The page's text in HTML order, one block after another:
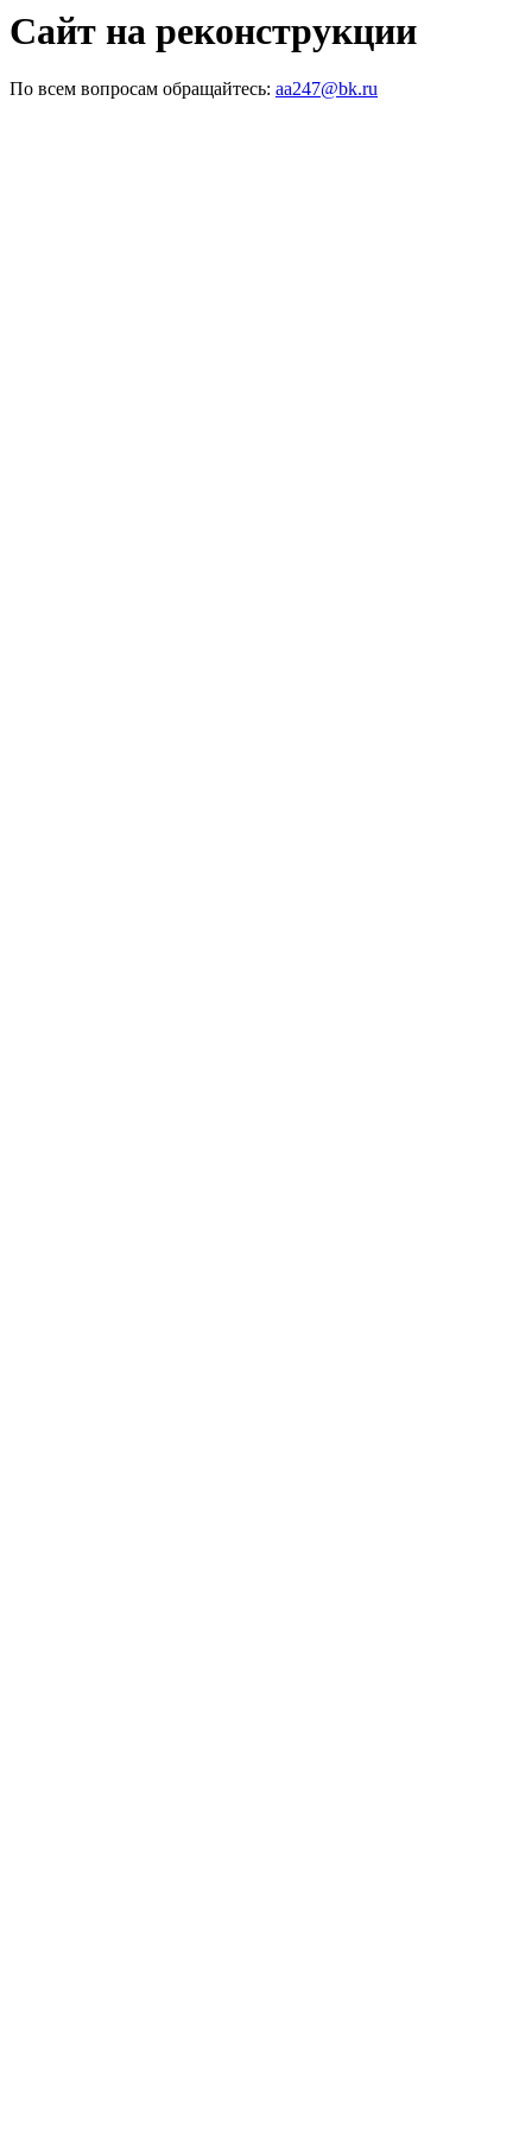
Сайт на реконструкции
По всем вопросам обращайтесь: aa247@bk.ru